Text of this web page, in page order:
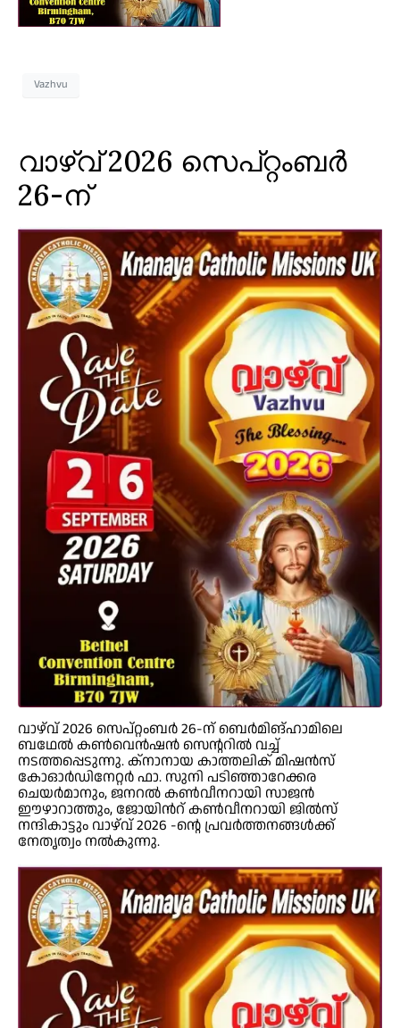
Vazhvu
വാഴ്‌വ് 2026 സെപ്റ്റംബർ
26-ന്
വാഴ്‌വ് 2026 സെപ്റ്റംബർ 26-ന് ബെർമിങ്ഹാമിലെ
ബഥേൽ കൺവെൻഷൻ സെന്ററിൽ വച്ച്
നടത്തപ്പെടുന്നു. ക്നാനായ കാത്തലിക് മിഷൻസ്
കോഓർഡിനേറ്റർ ഫാ. സുനി പടിഞ്ഞാറേക്കര
ചെയർമാനും, ജനറൽ കൺവീനറായി സാജൻ
ഈഴാറാത്തും, ജോയിൻറ് കൺവീനറായി ജിൽസ്
നന്ദികാട്ടും വാഴ്‌വ് 2026 -ന്റെ പ്രവർത്തനങ്ങൾക്ക്
നേതൃത്വം നൽകുന്നു.